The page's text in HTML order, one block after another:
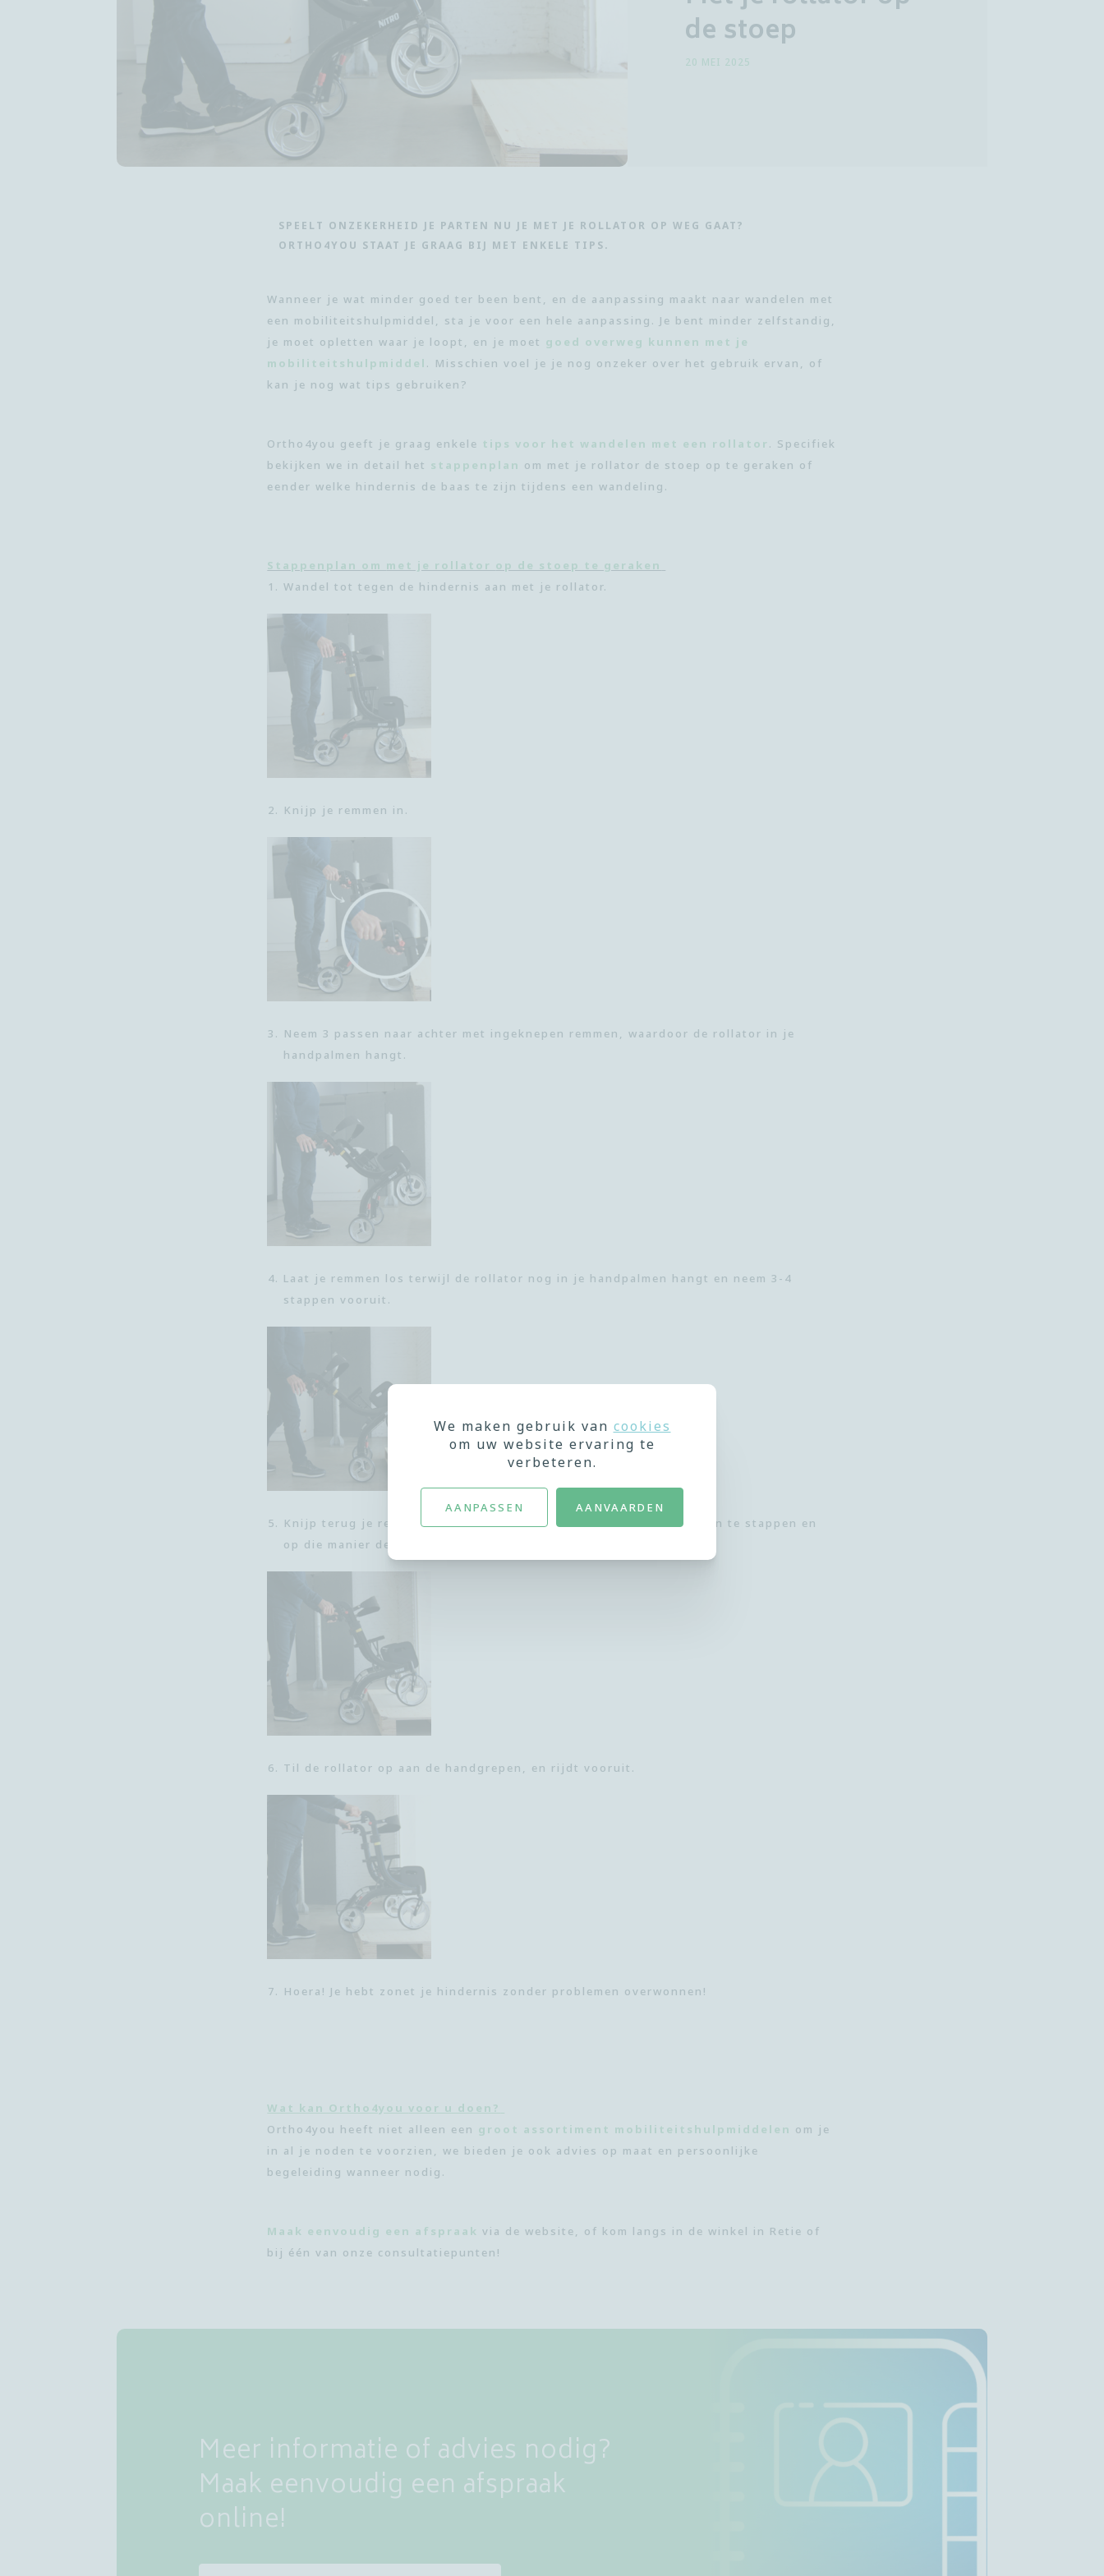
BORSTZORG
MEDISCHE COMPRESSIEKOUSEN
THUISZORG - REVALIDATIE
ONTDEK ONZE MERKEN
de stoep
20 MEI 2025
SPEELT ONZEKERHEID JE PARTEN NU JE MET JE ROLLATOR OP WEG GAAT?
ORTHO4YOU STAAT JE GRAAG BIJ MET ENKELE TIPS.
Wanneer je wat minder goed ter been bent, en de aanpassing maakt naar wandelen met
een mobiliteitshulpmiddel, sta je voor een hele aanpassing. Je bent minder zelfstandig,
je moet opletten waar je loopt, en je moet goed overweg kunnen met je
mobiliteitshulpmiddel . Misschien voel je je nog onzeker over het gebruik ervan, of
kan je nog wattips gebruiken?
Ortho4you geeft je graag enkele tipsvoor het wandelen met een rollator . Specifiek
bekijken we in detail het stappenplan om met je rollator de stoep op te geraken of
eender welk e hindernis de baas te zijntijdens een wandeling.
Stappenplan om met je rollator op de stoep te geraken
Wandel tot tegen de hindernis aan met je rollator.
Knijp je remmen in .
Neem 3 passen naar achter met ingeknepen remmen, waardoor de rollator in je
handpalmen hangt.
Laat je remmen los terwijl de rollator nog in je handpalmen hangt en neem 3-4
stappen vooruit.
Knijp terug je remmen in en laat de rollator zakken door naar voren te stappen en
op die manier de rollator terug in positie te brengen.
Til de rollator op aan de handgrepen, en rijdt vooruit.
Hoera! Je hebt zonet je hindernis zonder problemen overwonnen!
Wat kan Ortho4youvoor u doen?
Ortho4you heeft niet alleen een groot assortiment mobiliteitshulpmiddelen om je
in al je noden te voorzien,we bieden je ook advies op maat en persoonlijke
begeleiding wanneer nodig.
Maak eenvoudig een afspraak via de website, of kom langs in de winkel in Retie of
bij één van onze consultatiepunten!
Meer informatie of advies nodig?
Maak eenvoudig een afspraak
online!
We maken gebruik van cookies
om uw website ervaring te
verbeteren.
AANPASSEN AANVAARDEN